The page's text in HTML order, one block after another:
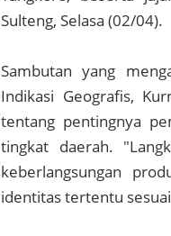
Sulteng, Selasa (02/04).
Sambutan yang
Indikasi Geografis,
tentang pentingnya
tingkat daerah.
keberlangsungan
identitas tertentu